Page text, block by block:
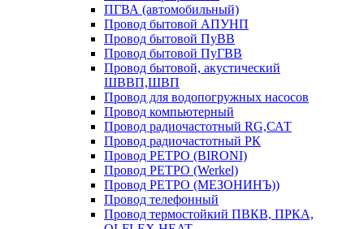
ПГВА (автомобильный)
Провод бытовой АПУНП
Провод бытовой ПуВВ
Провод бытовой ПуГВВ
Провод бытовой, акустический
ШВВП,ШВП
Провод для водопогружных насосов
Провод компьютерный
Провод радиочастотный RG,САТ
Провод радиочастотный РК
Провод РЕТРО (BIRONI)
Провод РЕТРО (Werkel)
Провод РЕТРО (МЕЗОНИНЪ))
Провод телефонный
Провод термостойкий ПВКВ, ПРКА,